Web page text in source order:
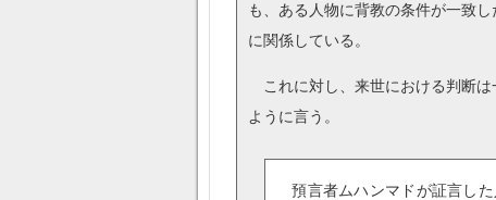
も、ある人物に背教の条件が一致
に関係している。
これに対し、来世における判断は
ように言う。
預言者ムハンマドが証言した